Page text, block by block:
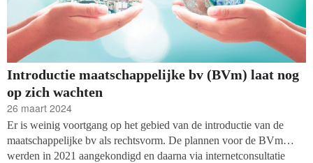
Introductie maatschappelijke bv (BVm) laat nog
op zich wachten
26 maart 2024
Er is weinig voortgang op het gebied van de introductie van de
maatschappelijke bv als rechtsvorm. De plannen voor de BVm
werden in 2021 aangekondigd en daarna via internetconsultatie